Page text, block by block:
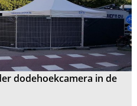
dodehoekcamera in de